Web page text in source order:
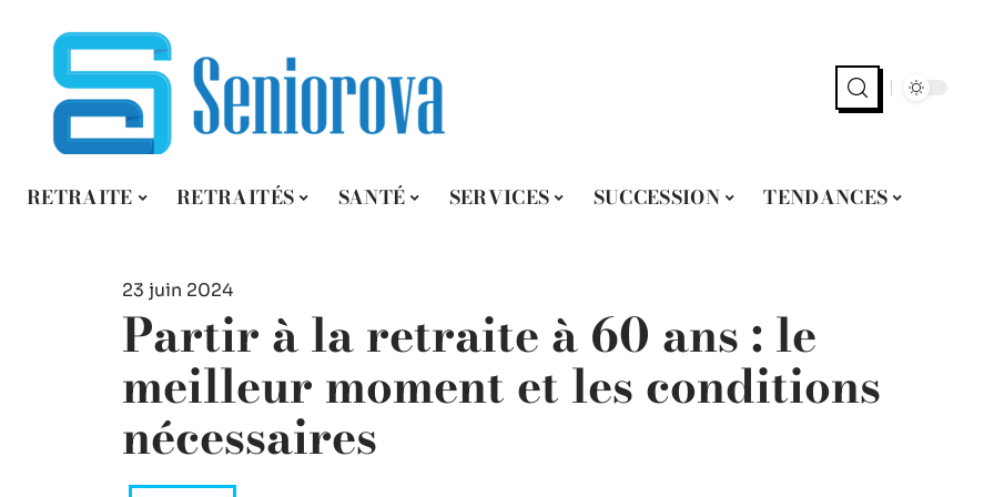
RETRAITE RETRAITÉS SANTÉ SERVICES SUCCESSION TENDANCES
23 juin 2024
Partir à la retraite à 60 ans : le
meilleur moment et les conditions
nécessaires